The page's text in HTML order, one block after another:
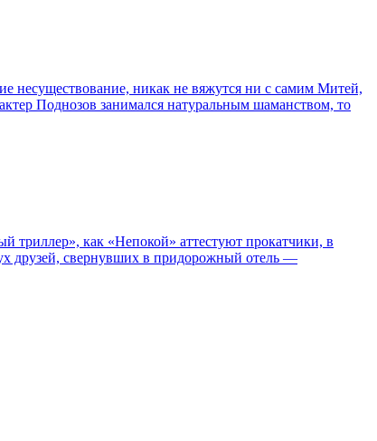
несуществование, никак не вяжутся ни с самим Митей,
Поднозов занимался натуральным шаманством, то
как «Непокой» аттестуют прокатчики, в
друзей, свернувших в придорожный отель —